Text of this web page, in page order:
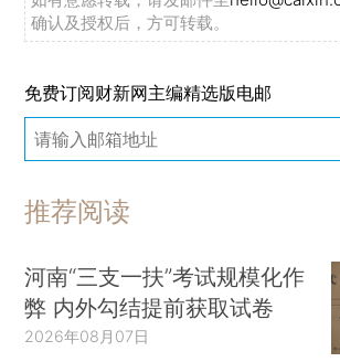
确认及授权后，方可转载。
免费订阅财新网主编精选版电邮
推荐阅读
河南“三支一扶”考试规模化作
弊 内外勾结提前获取试卷
2026年08月07日